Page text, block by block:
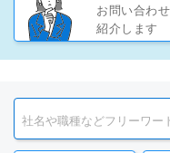
お問い合わ
紹介します